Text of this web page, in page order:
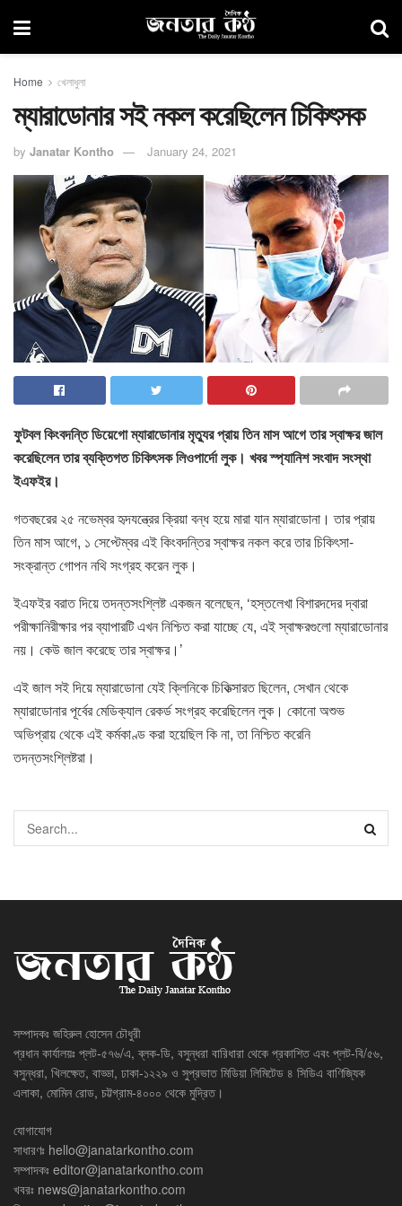
Home খেলাধুলা
ম্যারাডোনার সই নকল করেছিলেন চিকিৎসক
by Janatar Kontho January 24, 2021
ফুটবল কিংবদন্তি ডিয়েগো ম্যারাডোনার মৃত্যুর প্রায় তিন মাস আগে তার স্বাক্ষর জাল
করেছিলেন তার ব্যক্তিগত চিকিৎসক লিওপার্দো লুক। খবর স্প্যানিশ সংবাদ সংস্থা
ইএফইর।
গতবছরের ২৫ নভেম্বর হৃদযন্ত্রের ক্রিয়া বন্ধ হয়ে মারা যান ম্যারাডোনা। তার প্রায়
তিন মাস আগে, ১ সেপ্টেম্বর এই কিংবদন্তির স্বাক্ষর নকল করে তার চিকিৎসা-
সংক্রান্ত গোপন নথি সংগ্রহ করেন লুক।
ইএফইর বরাত দিয়ে তদন্তসংশ্লিষ্ট একজন বলেছেন, ‘হস্তলেখা বিশারদদের দ্বারা
পরীক্ষানিরীক্ষার পর ব্যাপারটি এখন নিশ্চিত করা যাচ্ছে যে, এই স্বাক্ষরগুলো ম্যারাডোনার
নয়। কেউ জাল করেছে তার স্বাক্ষর।’
এই জাল সই দিয়ে ম্যারাডোনা যেই ক্লিনিকে চিকিত্সারত ছিলেন, সেখান থেকে
ম্যারাডোনার পূর্বের মেডিক্যাল রেকর্ড সংগ্রহ করেছিলেন লুক। কোনো অশুভ
অভিপ্রায় থেকে এই কর্মকাণ্ড করা হয়েছিল কি না, তা নিশ্চিত করেনি
তদন্তসংশ্লিষ্টরা।
সম্পাদকঃ জহিরুল হোসেন চৌধুরী
প্রধান কার্যালয়ঃ প্লট-৫৭৬/এ, ব্লক-ডি, বসুন্ধরা বারিধারা থেকে প্রকাশিত এবং প্লট-বি/৫৬,
বসুন্ধরা, খিলক্ষেত, বাড্ডা, ঢাকা-১২২৯ ও সুপ্রভাত মিডিয়া লিমিটেড ৪ সিডিএ বাণিজ্যিক
এলাকা, মোমিন রোড, চট্টগ্রাম-৪০০০ থেকে মুদ্রিত।
যোগাযোগ
সাধারণঃ hello@janatarkontho.com
সম্পাদকঃ editor@janatarkontho.com
খবরঃ news@janatarkontho.com